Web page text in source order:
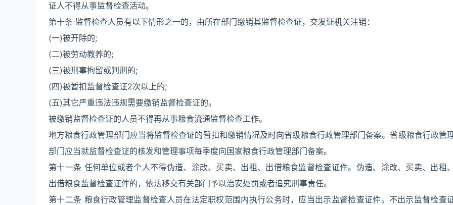
证人不得从事监督检查活动。
第十条 监督检查人员有以下情形之一的，由所在部门缴销其监督检查证，交发证机关注销：
(一)被开除的;
(二)被劳动教养的;
(三)被刑事拘留或判刑的;
(四)被暂扣监督检查证2次以上的;
(五)其它严重违法违规需要缴销监督检查证的。
被缴销监督检查证的人员不得再从事粮食流通监督检查工作。
地方粮食行政管理部门应当将监督检查证的暂扣和缴销情况及时向省级粮食行政管理部门备案。省级粮食行政管
部门应当就监督检查证的核发和管理事项每季度向国家粮食行政管理部门备案。
第十一条 任何单位或者个人不得伪造、涂改、买卖、出租、出借粮食监督检查证件。伪造、涂改、买卖、出租
出借粮食监督检查证件的，依法移交有关部门予以治安处罚或者追究刑事责任。
第十二条 粮食行政管理监督检查人员在法定职权范围内执行公务时，应当出示监督检查证件。不出示监督检查